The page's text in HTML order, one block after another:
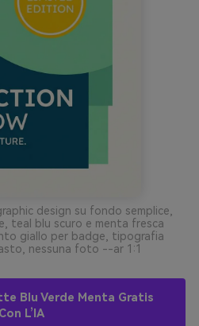
design su fondo semplice,
teal blu scuro e menta fresca
giallo per badge, tipografia
nessuna foto --ar 1:1
Blu Verde Menta Gratis
Con L’IA